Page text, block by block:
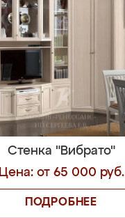
Стенка "Вибрато"
Цена: от 65 000 руб.
ПОДРОБНЕЕ